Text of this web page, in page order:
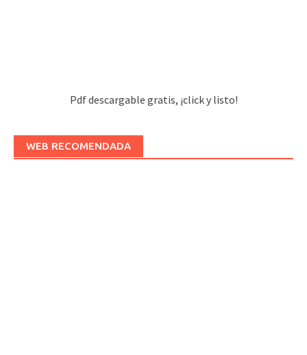
Pdf descargable gratis, ¡click y listo!
WEB RECOMENDADA